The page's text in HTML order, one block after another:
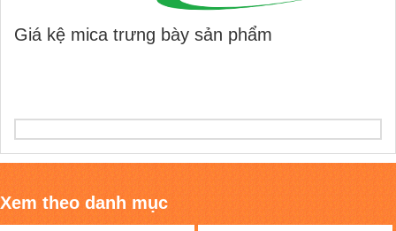
Giá kệ mica trưng bày sản phẩm
Xem theo danh mục